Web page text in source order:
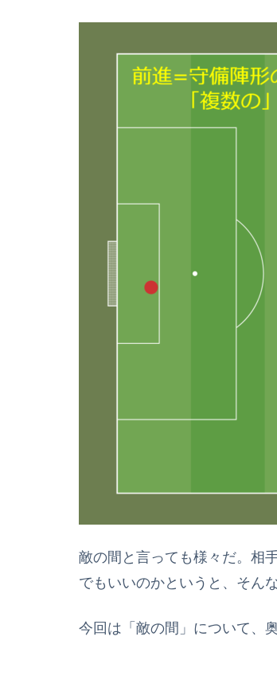
敵の間と言っても様々だ。相
でもいいのかというと、そん
今回は「敵の間」について、